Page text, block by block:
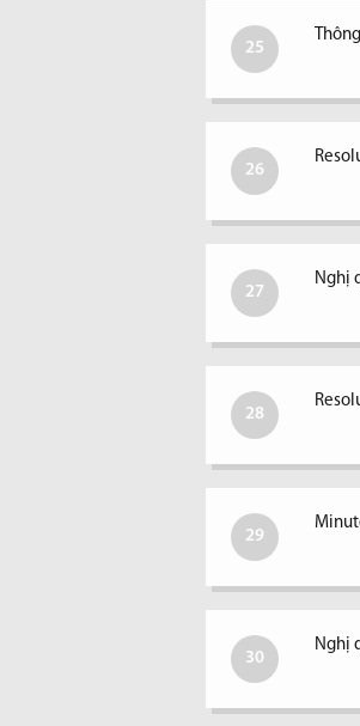
25
26
27
Nghị
28
29
30
Nghị